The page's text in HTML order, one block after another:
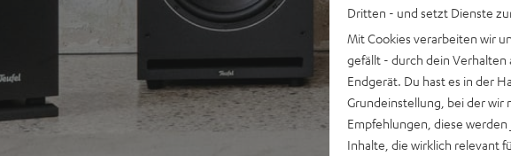
Dritten - und setzt Dienste
Mit Cookies verarbeiten wir
gefällt - durch dein
Endgerät. Du hast es in der
Grundeinstellung, bei der wir
Empfehlungen, diese
Inhalte, die wirklich relevant